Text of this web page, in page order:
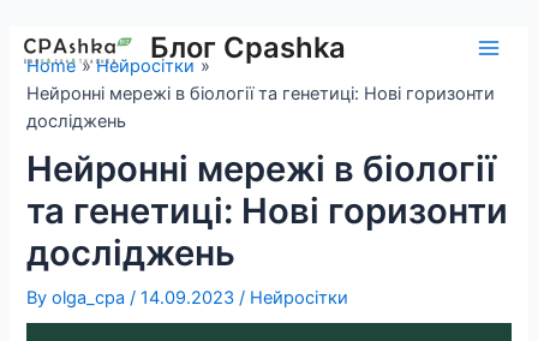
content
Блог Cpashka
Home
Нейросітки
Нейронні мережі в біології та генетиці: Нові горизонти
досліджень
Нейронні мережі в біології
та генетиці: Нові горизонти
досліджень
Byolga_cpa/14.09.2023/ Нейросітки